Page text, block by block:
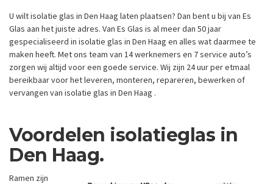
U wilt isolatie glas in Den Haag laten plaatsen? Dan bent u bij van Es
Glas aan het juiste adres. Van Es Glas is al meer dan 50 jaar
gespecialiseerd in isolatie glas in Den Haag en alles wat daarmee te
maken heeft. Met ons team van 14 werknemers en 7 service auto’s
zorgen wij altijd voor een goede service. Wij zijn 24 uur per etmaal
bereikbaar voor het leveren, monteren, repareren, bewerken of
vervangen van isolatie glas in Den Haag .
Voordelen isolatieglas in
Den Haag.
Ramen zijn